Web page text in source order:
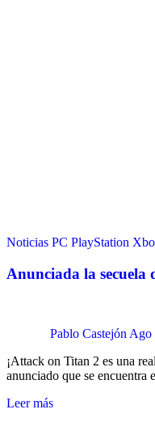
Noticias PC PlayStation
Anunciada la secuela
Pablo CastejónAgo
¡Attack on Titan 2 es una
anunciado que se
Leer más